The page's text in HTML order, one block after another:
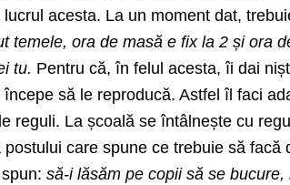
acesta. La un moment dat,
temele, ora de masă e fix la 2 și ora
tu. Pentru că, în felul acesta, îi dai
să le reproducă. Astfel îl faci
reguli. La școală se întâlnește cu
care spune ce trebuie să facă
spun:să-i lăsăm pe copii să se bucure,